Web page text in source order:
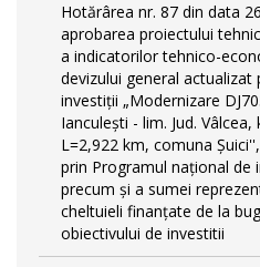
Hotărârea nr. 87 din data
aprobarea proiectului
a indicatorilor tehnico-
devizului general actualizat
investiții „Modernizare
Ianculești - lim. Jud.
L=2,922 km, comuna
prin Programul național de
precum și a sumei
cheltuieli finanțate de la
obiectivului de investitii